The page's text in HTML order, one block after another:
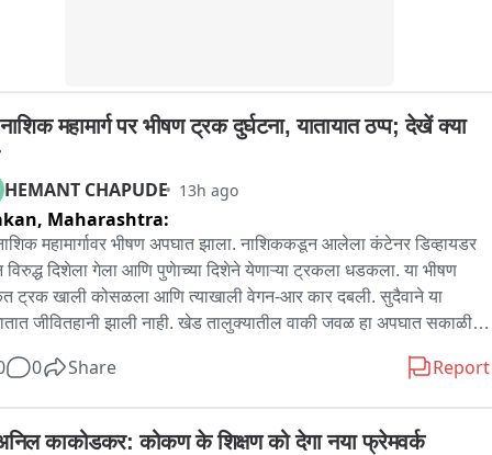
महामार्ग पर भीषण ट्रक दुर्घटना, यातायात ठप्प; देखें क्या
HEMANT CHAPUDE 13h ago
Maharashtra:
महामार्गावर भीषण अपघात झाला. नाशिककडून आलेला कंटेनर डिव्हायडर
विरुद्ध दिशेला गेला आणि पुणेाच्या दिशेने येणाऱ्या ट्रकला धडकला. या भीषण
ट्रक खाली कोसळला आणि त्याखाली वेगन-आर कार दबली. सुदैवाने या
जीवितहानी झाली नाही. खेड तालुक्यातील वाकी जवळ हा अपघात सकाळी
ठप्प आहे; नाशिककडे जाणारी वाहतूक विस्कळीत झाली आहे. महामार्ग
सुरु आहेत.
0 Share Report
काकोडकर: कोकण के शिक्षण को देगा नया फ्रेमवर्क